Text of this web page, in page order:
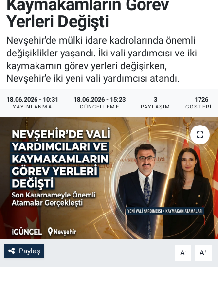
Kaymakamların Görev
Yerleri Değişti
Nevşehir'de mülki idare kadrolarında önemli
değişiklikler yaşandı. İki vali yardımcısı ve iki
kaymakamın görev yerleri değişirken,
Nevşehir'e iki yeni vali yardımcısı atandı.
18.06.2026 - 10:31
YAYINLANMA
18.06.2026 - 15:23
GÜNCELLEME
3
PAYLAŞIM
1726
GÖSTERIM
Paylaş A- A+
Sağlık
Yerel
Genel
İlan - Duyuru- Mesaj
Türkiye Gündemi
Sizden Gelenler
Sağlık
Eğitim
Kültür
3.Sayfa
Medya
Bilim-Tek
İlan - Duyuru- Mesaj
Türkiye Gündemi
Sizden Gelenler